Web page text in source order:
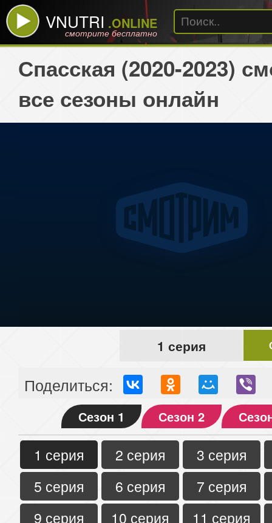
VNUTRI .ONLINE
смотрите бесплатно
Спасская (2020-2023)
все сезоны онлайн
1 серия
Поделиться:
Сезон 1 Сезон 2
1 серия 2 серия
3 серия
5 серия
6 серия
7 серия
9 серия
10 серия
11 серия